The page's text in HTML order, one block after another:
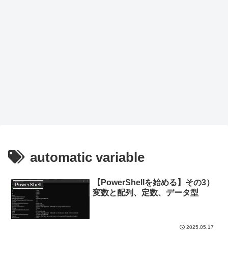
automatic variable
PowerShell
【PowerShellを始める】その3）
変数と配列、定数、データ型
2025.05.17